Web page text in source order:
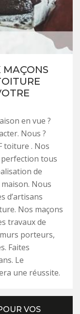
MAÇONS
en vue ?
Nous ?
toiture . Nos
tous
de
Nous
d’artisans
Nos maçons
travaux de
porteurs,
Faites
Le
une réussite.
VOS